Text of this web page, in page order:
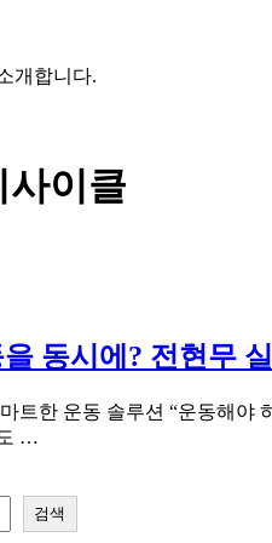
개합니다.
사이클
동시에? 전현무
트한 운동 솔루션 “운동해야
…
검색